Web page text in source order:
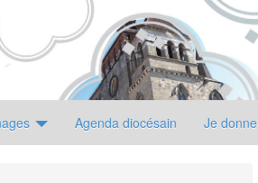
Agenda diocésain Je donne